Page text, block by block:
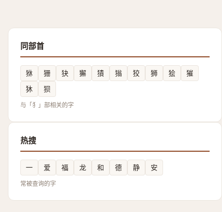
同部首
㹯 㹪 㹟 獬 㺓 㺋 狡 狮 狯
獕
狇
狈
与「犭」部相关的字
热搜
一 爱 福 龙 和 德 静 安
常被查询的字